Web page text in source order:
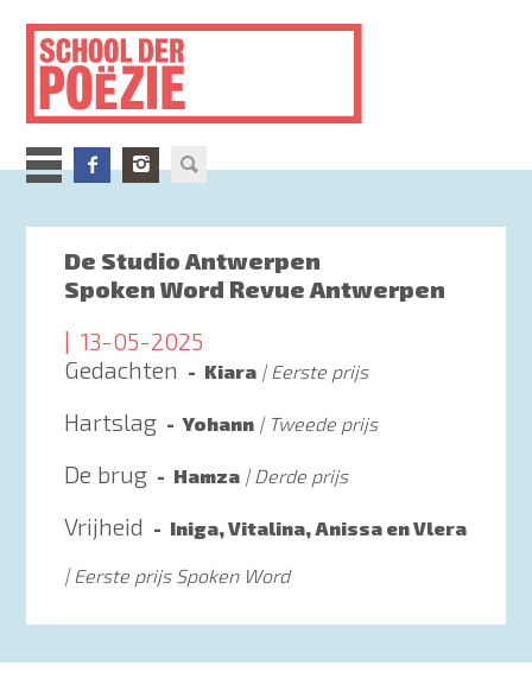
inhoud
gaan
De Studio Antwerpen
Spoken Word Revue Antwerpen
13-05-2025
Gedachten
Kiara Eerste prijs
Hartslag Yohann Tweede prijs
De brug Hamza Derde prijs
Vrijheid Iniga, Vitalina, Anissa en Vlera
Eerste prijs Spoken Word